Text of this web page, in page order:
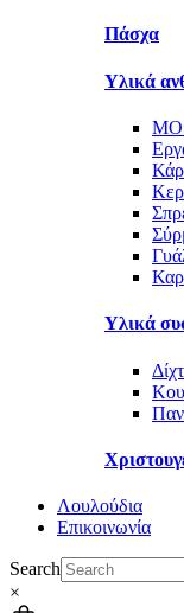
Πάσχα
Υλικά
Υλικά
Λουλούδια
Επικοινωνία
Search
×